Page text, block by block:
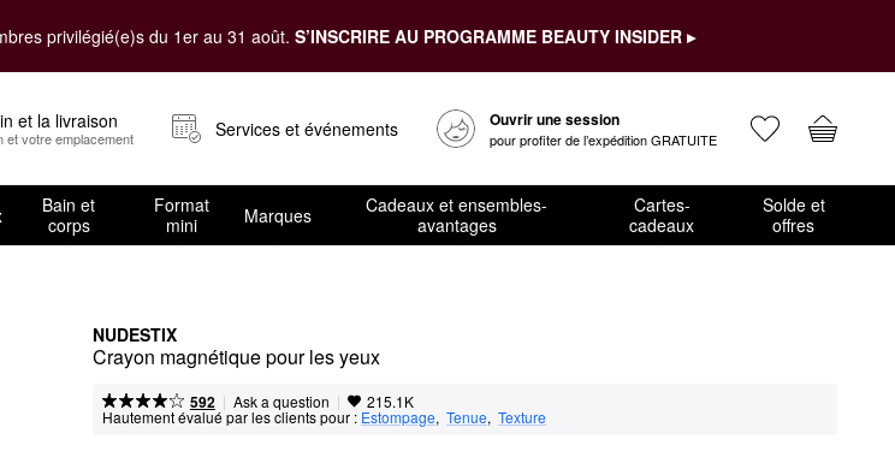
privilégié(e)s du 1er au 31 août. S’INSCRIRE AU PROGRAMME BEAUTY INSIDER ▸
et la livraison
et votre emplacement Services et événements Ouvrir une session
pour profiter de l’expédition GRATUITE
Bain et
corps
Format
mini
Marques
Cadeaux et ensembles-
avantages
Cartes-
cadeaux
Solde et
offres
NUDESTIX
Crayon magnétique pour les yeux
592 | Ask a question | 215.1K
Hautement évalué par les clients pour : Estompage, Tenue, Texture